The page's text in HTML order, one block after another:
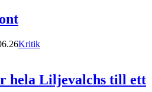
Kritik
hela Liljevalchs till ett